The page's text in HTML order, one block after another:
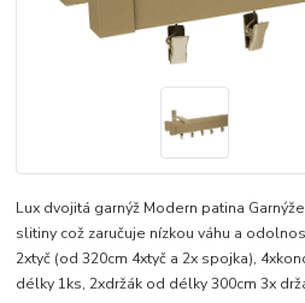
Lux dvojitá garnýž Modern patina
slitiny což zaručuje nízkou váhu a
2xtyč (od 320cm 4xtyč a 2x spojka),
délky 1ks, 2xdržák od délky 300cm 3x